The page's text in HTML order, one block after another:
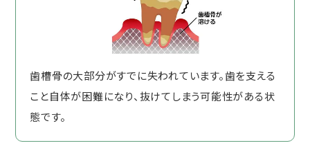
歯槽骨の大部分がすでに失われています。歯を支える
こと自体が困難になり、抜けてしまう可能性がある状
態です。